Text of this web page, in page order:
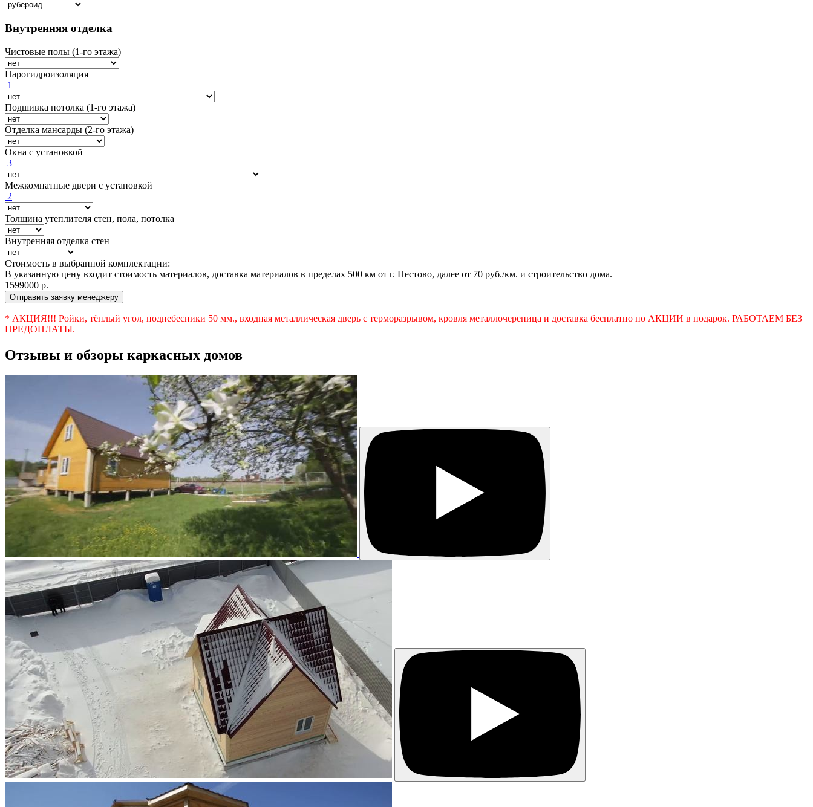
Внутренняя отделка
Чистовые полы (1-го этажа)
Парогидроизоляция
1
Подшивка потолка (1-го этажа)
Отделка мансарды (2-го этажа)
Окна с установкой
3
Межкомнатные двери с установкой
2
Толщина утеплителя стен, пола, потолка
Внутренняя отделка стен
Стоимость в выбранной комплектации:
В указанную цену входит стоимость материалов, доставка материалов в пределах 500 км от г. Пестово, далее от 70 руб./км. и строительство дома.
1599000 р.
Отправить заявку менеджеру
* АКЦИЯ!!! Ройки, тёплый угол, поднебесники 50 мм., входная металлическая дверь с терморазрывом, кровля металлочерепица и доставка бесплатно по АКЦИИ в подарок. РАБОТАЕМ БЕЗ
ПРЕДОПЛАТЫ.
Отзывы и обзоры каркасных домов